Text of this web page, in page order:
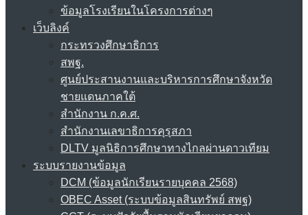
ข้อมูลโรงเรียนในโครงการต่างๆ
เว็บลิงค์
กระทรวงศึกษาธิการ
สพฐ.
ศูนย์ประสานงานและบริหารการศึกษาจังหวัด
ชายแดนภาคใต้
สำนักงาน ก.ค.ศ.
สำนักงานเลขาธิการคุรุสภา
DLTV มูลนิธิการศึกษาทางไกลผ่านดาวเทียม
ระบบรายงานข้อมูล
DCM (ข้อมูลนักเรียนรายบุคคล 2568)
OBEC Asset (ระบบข้อมูลสินทรัพย์ สพฐ)